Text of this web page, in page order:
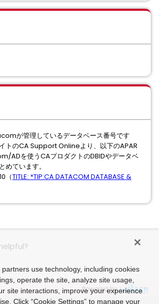
が管理しているデータベース番号です
トのCA Support Onlineより、以下のAPAR
ADを使うCAプロダクトのDBIDやデータベ
めています。
（TITLE: *TIP:CA DATACOM DATABASE &
Powered by
use technology, including cookies
operate the site, analyze site usage,
site interactions, improve your experience
Click “Cookie Settings” to manage your